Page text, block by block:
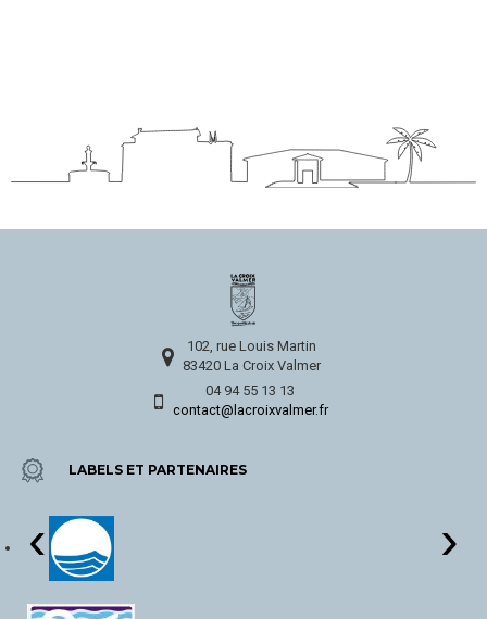
102, rue Louis Martin
83420 La Croix Valmer
04 94 55 13 13
contact@lacroixvalmer.fr
LABELS ET PARTENAIRES
‹ ›